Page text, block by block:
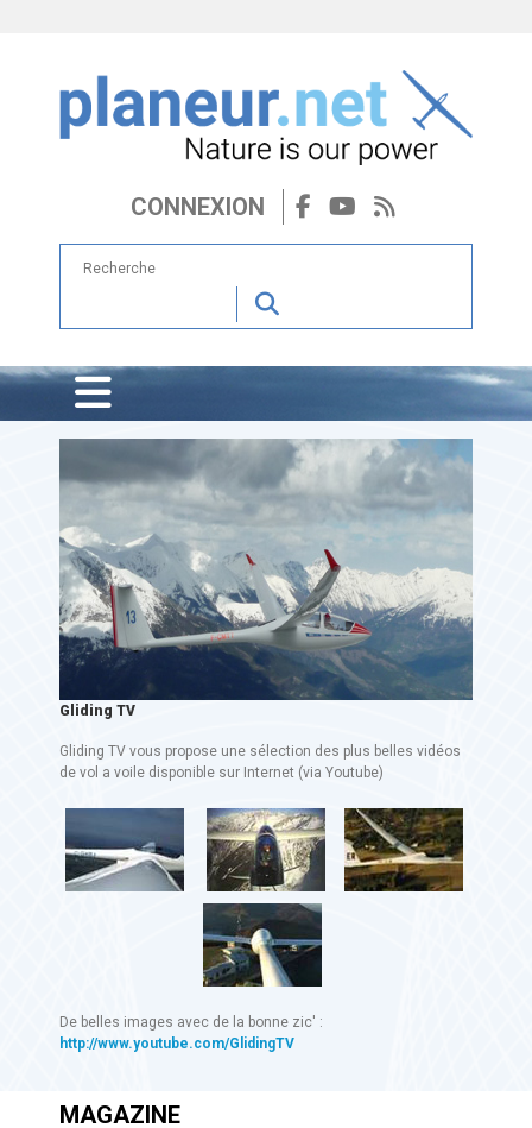
CONNEXION
Gliding TV
Gliding TV vous propose une sélection des plus belles vidéos
de vol a voile disponible sur Internet (via Youtube)
De belles images avec de la bonne zic' :
http://www.youtube.com/GlidingTV
MAGAZINE